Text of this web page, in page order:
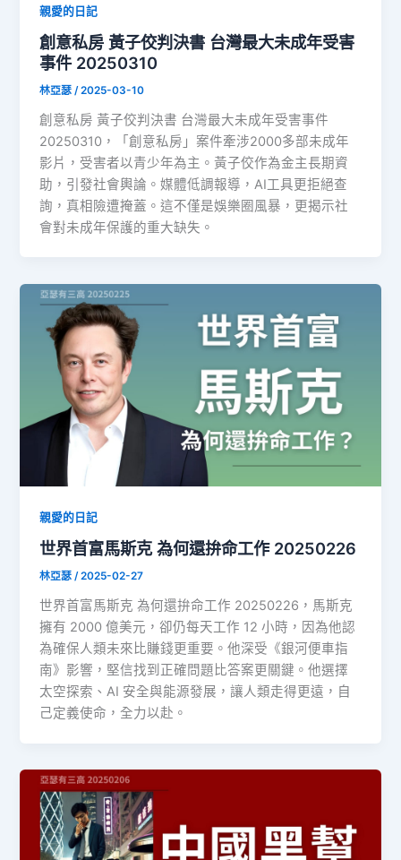
親愛的日記
創意私房 黃子佼判決書 台灣最大未成年受害
事件 20250310
林亞瑟 /2025-03-10
創意私房 黃子佼判決書 台灣最大未成年受害事件
20250310，「創意私房」案件牽涉2000多部未成年
影片，受害者以青少年為主。黃子佼作為金主長期資
助，引發社會輿論。媒體低調報導，AI工具更拒絕查
詢，真相險遭掩蓋。這不僅是娛樂圈風暴，更揭示社
會對未成年保護的重大缺失。
親愛的日記
世界首富馬斯克 為何還拚命工作 20250226
林亞瑟/2025-02-27
世界首富馬斯克 為何還拚命工作 20250226，馬斯克
擁有 2000 億美元，卻仍每天工作 12 小時，因為他認
為確保人類未來比賺錢更重要。他深受《銀河便車指
南》影響，堅信找到正確問題比答案更關鍵。他選擇
太空探索、AI 安全與能源發展，讓人類走得更遠，自
己定義使命，全力以赴。